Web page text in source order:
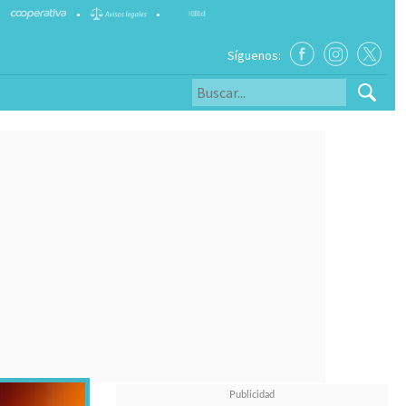
• •
Síguenos: